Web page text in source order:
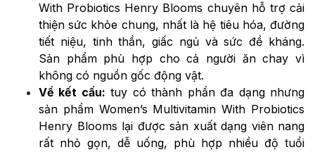
With Probiotics Henry Blooms chuyên hỗ trợ cải
thiện sức khỏe chung, nhất là hệ tiêu hóa, đường
tiết niệu, tinh thần, giấc ngủ và sức đề kháng.
Sản phẩm phù hợp cho cả người ăn chay vì
không có nguồn gốc động vật.
Về kết cấu: tuy có thành phần đa dạng nhưng
sản phẩm Women’s Multivitamin With Probiotics
Henry Blooms lại được sản xuất dạng viên nang
rất nhỏ gọn, dễ uống, phù hợp nhiều độ tuổi